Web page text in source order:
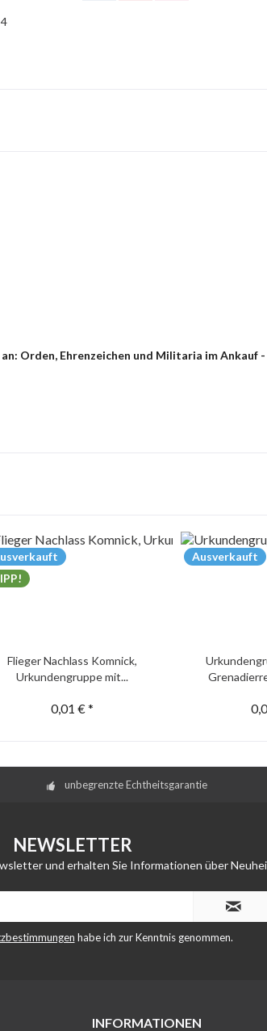
Orden, Ehrenzeichen und Militaria im Ankauf
Flieger Nachlass Komnick,
Urkundengruppe mit...
0,01 € *
Ausverkauft
unbegrenzte Echtheitsgarantie
NEWSLETTER
und erhalten Sie Informationen über
habe ich zur Kenntnis genommen.
INFORMATIONEN